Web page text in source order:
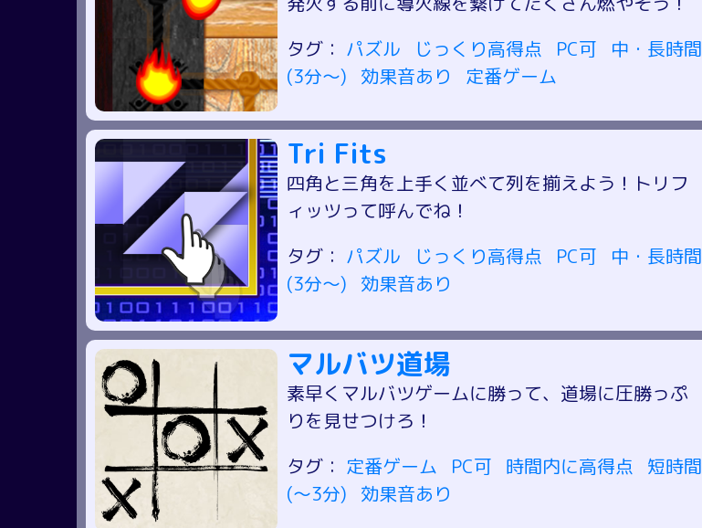
タグ： パズル じっくり高得点 PC可
中・長時間
(3分～)
効果音あり 定番ゲーム
Tri Fits
四角と三角を上手く並べて列を揃えよう！トリフ
ィッツって呼んでね！
タグ： パズル じっくり高得点 PC可
中・長時間
(3分～)
効果音あり
マルバツ道場
素早くマルバツゲームに勝って、道場に圧勝っぷ
りを見せつけろ！
タグ： 定番ゲーム PC可 時間内に高得点
短時間
(～3分)
効果音あり